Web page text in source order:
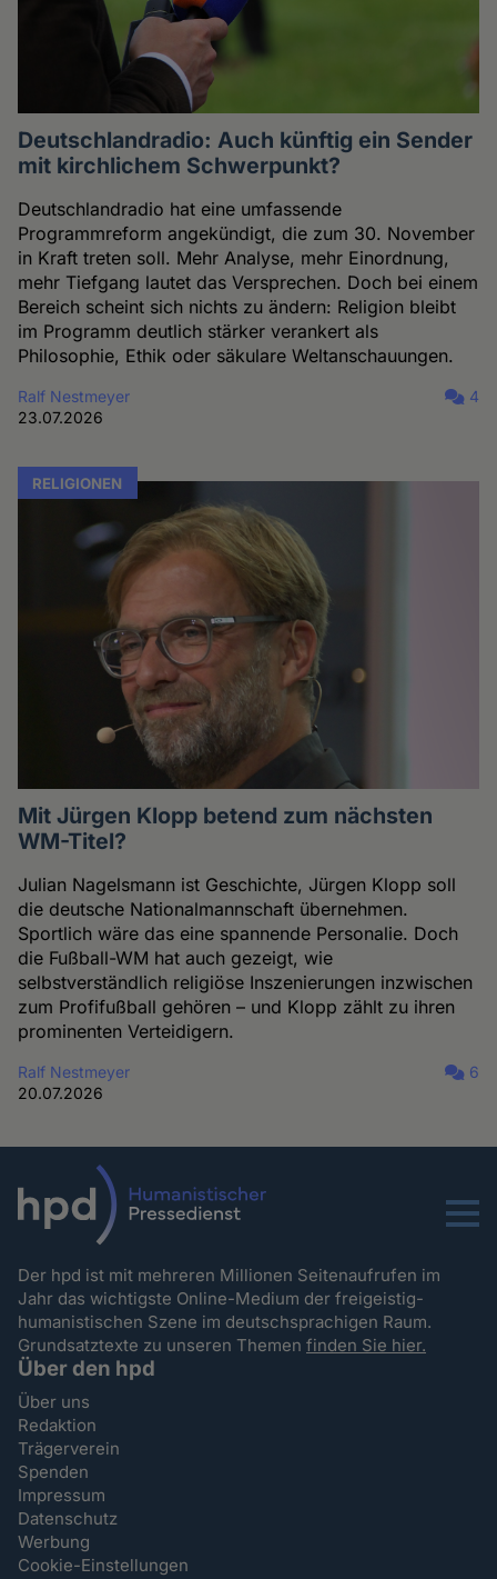
Deutschlandradio: Auch künftig ein Sender
mit kirchlichem Schwerpunkt?
Deutschlandradio hat eine umfassende
Programmreform angekündigt, die zum 30. November
in Kraft treten soll. Mehr Analyse, mehr Einordnung,
mehr Tiefgang lautet das Versprechen. Doch bei einem
Bereich scheint sich nichts zu ändern: Religion bleibt
im Programm deutlich stärker verankert als
Philosophie, Ethik oder säkulare Weltanschauungen.
Ralf Nestmeyer
23.07.2026
4
RELIGIONEN
Mit Jürgen Klopp betend zum nächsten
WM-Titel?
Julian Nagelsmann ist Geschichte, Jürgen Klopp soll
die deutsche Nationalmannschaft übernehmen.
Sportlich wäre das eine spannende Personalie. Doch
die Fußball-WM hat auch gezeigt, wie
selbstverständlich religiöse Inszenierungen inzwischen
zum Profifußball gehören – und Klopp zählt zu ihren
prominenten Verteidigern.
Ralf Nestmeyer
20.07.2026
6
Menu
Der hpd ist mit mehreren Millionen Seitenaufrufen im
Jahr das wichtigste Online-Medium der freigeistig-
humanistischen Szene im deutschsprachigen Raum.
Grundsatztexte zu unseren Themenfinden Sie hier.
Über den hpd
Über uns
Redaktion
Trägerverein
Spenden
Impressum
Datenschutz
Werbung
Cookie-Einstellungen